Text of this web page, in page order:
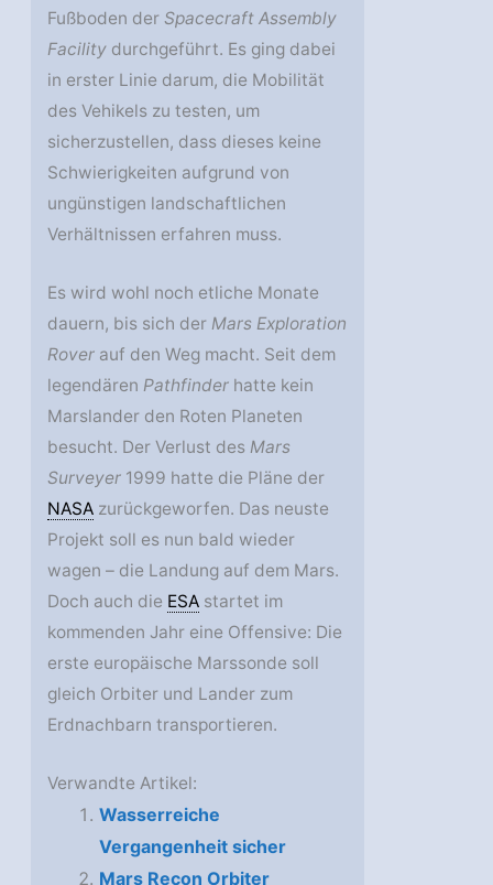
Fußboden derSpacecraft Assembly
Facility durchgeführt. Es ging dabei
in erster Linie darum, die Mobilität
des Vehikels zu testen, um
sicherzustellen, dass dieses keine
Schwierigkeiten aufgrund von
ungünstigen landschaftlichen
Verhältnissen erfahren muss.
Es wird wohl noch etliche Monate
dauern, bis sich derMars Exploration
Rover auf den Weg macht. Seit dem
legendärenPathfinder hatte kein
Marslander den Roten Planeten
besucht. Der Verlust desMars
Surveyer 1999 hatte die Pläne der
NASA zurückgeworfen. Das neuste
Projekt soll es nun bald wieder
wagen – die Landung auf dem Mars.
Doch auch die ESA startet im
kommenden Jahr eine Offensive: Die
erste europäische Marssonde soll
gleich Orbiter und Lander zum
Erdnachbarn transportieren.
Verwandte Artikel:
Wasserreiche
Vergangenheit sicher
Mars Recon Orbiter